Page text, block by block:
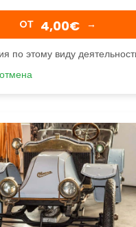
OТ 4,00€ →
по этому виду